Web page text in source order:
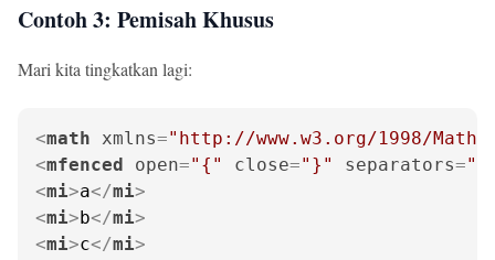
Contoh 3: Pemisah Khusus
Mari kita tingkatkan lagi:
<math xmlns="http://www.w3.org/1998/Math/
<mfenced open="{" close="}" separators=
<mi>a</mi>
<mi>b</mi>
<mi>c</mi>